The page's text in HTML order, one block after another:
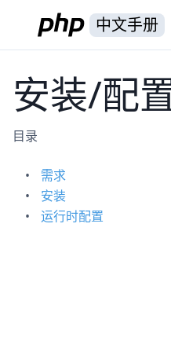
中文手册
安装/配
目录
需求
安装
运行时配置